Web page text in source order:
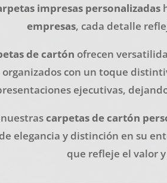
impresas personalizadas
empresas, cada detalle
de cartón ofrecen
con un toque
ejecutivas,
carpetas de cartón
elegancia y distinción en su
que refleje el valor